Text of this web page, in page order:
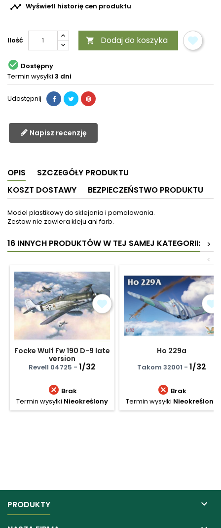
 Wyświetl historię cen produktu
Ilość  Dodaj do koszyka
 Dostępny
Termin wysyłki 3 dni
Udostępnij
Napisz recenzję
OPIS
SZCZEGÓŁY PRODUKTU
KOSZT DOSTAWY
BEZPIECZEŃSTWO PRODUKTU
Model plastikowy do sklejania i pomalowania.
Zestaw nie zawiera kleju ani farb.
16 INNYCH PRODUKTÓW W TEJ SAMEJ KATEGORII:
>
<
Focke Wulf Fw 190 D-9 late
version
Revell 04725 - 1/32
 Brak
Termin wysyłki Nieokreślony
Ho 229a
Takom 32001 - 1/32
 Brak
Termin wysyłki Nieokreślony
PRODUKTY 